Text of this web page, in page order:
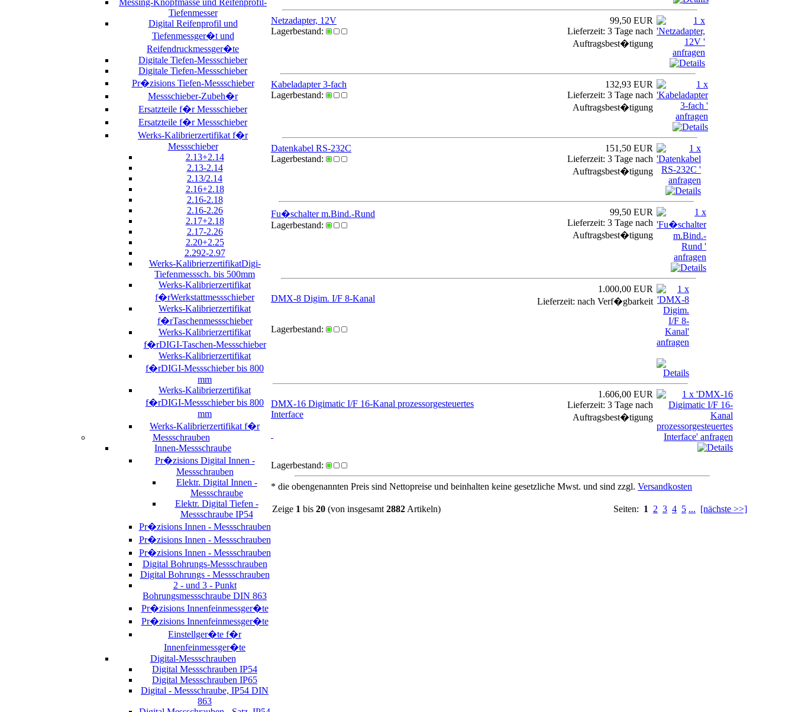
Tiefenmesser
Digital Reifenprofil und
Tiefenmessger�t und
Reifendruckmessger�te
Digitale Tiefen-Messschieber
Digitale Tiefen-Messschieber
Pr�zisions Tiefen-Messschieber
Messschieber-Zubeh�r
Ersatzteile f�r Messschieber
Ersatzteile f�r Messschieber
Werks-Kalibrierzertifikat f�r
Messschieber
2.13+2.14
2.13-2.14
2.13/2.14
2.16+2.18
2.16-2.18
2.16-2.26
2.17+2.18
2.17-2.26
2.20+2.25
2.292-2.97
Werks-KalibrierzertifikatDigi-
Tiefenmesssch. bis 500mm
Werks-Kalibrierzertifikat
f�rWerkstattmessschieber
Werks-Kalibrierzertifikat
f�rTaschenmessschieber
Werks-Kalibrierzertifikat
f�rDIGI-Taschen-Messschieber
Werks-Kalibrierzertifikat
f�rDIGI-Messschieber bis 800
mm
Werks-Kalibrierzertifikat
f�rDIGI-Messschieber bis 800
mm
Werks-Kalibrierzertifikat f�r
Messschrauben
Innen-Messschraube
Pr�zisions Digital Innen -
Messschrauben
Elektr. Digital Innen -
Messschraube
Elektr. Digital Tiefen -
Messschraube IP54
Pr�zisions Innen - Messschrauben
Pr�zisions Innen - Messschrauben
Pr�zisions Innen - Messschrauben
Digital Bohrungs-Messschrauben
Digital Bohrungs - Messschrauben
2 - und 3 - Punkt
Bohrungsmessschraube DIN 863
Pr�zisions Innenfeinmessger�te
Pr�zisions Innenfeinmessger�te
Einstellger�te f�r
Innenfeinmessger�te
Digital-Messschrauben
Digital Messschrauben IP54
Digital Messschrauben IP65
Digital - Messschraube, IP54 DIN
863
Netzadapter, 12V
Lagerbestand:
99,50 EUR
Lieferzeit: 3 Tage nach
Auftragsbest�tigung
Kabeladapter 3-fach
Lagerbestand:
132,93 EUR
Lieferzeit: 3 Tage nach
Auftragsbest�tigung
Datenkabel RS-232C
Lagerbestand:
151,50 EUR
Lieferzeit: 3 Tage nach
Auftragsbest�tigung
Fu�schalter m.Bind.-Rund
Lagerbestand:
99,50 EUR
Lieferzeit: 3 Tage nach
Auftragsbest�tigung
DMX-8 Digim. I/F 8-Kanal
Lagerbestand:
1.000,00 EUR
Lieferzeit: nach Verf�gbarkeit
DMX-16 Digimatic I/F 16-Kanal prozessorgesteuertes
Interface
Lagerbestand:
1.606,00 EUR
Lieferzeit: 3 Tage nach
Auftragsbest�tigung
* die obengenannten Preis sind Nettopreise und beinhalten keine gesetzliche Mwst. und sind zzgl. Versandkosten
Zeige 1 bis 20 (von insgesamt 2882 Artikeln) Seiten: 1 2 3 4 5 ... [nächste >>]